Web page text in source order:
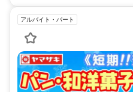
アルバイト・パート